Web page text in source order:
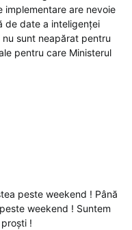
implementare are nevoie
de date a inteligenței
sunt neapărat pentru
pentru care Ministerul
peste weekend ! Până
weekend ! Suntem
!